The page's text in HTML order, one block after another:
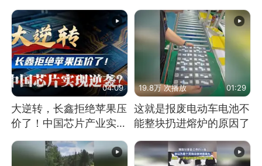
04:09
大逆转，长鑫拒绝苹果压
价了！中国芯片产业实现
怎样的逆袭？
19.8万 次播放 01:29
这就是报废电动车电池不
能整块扔进熔炉的原因了